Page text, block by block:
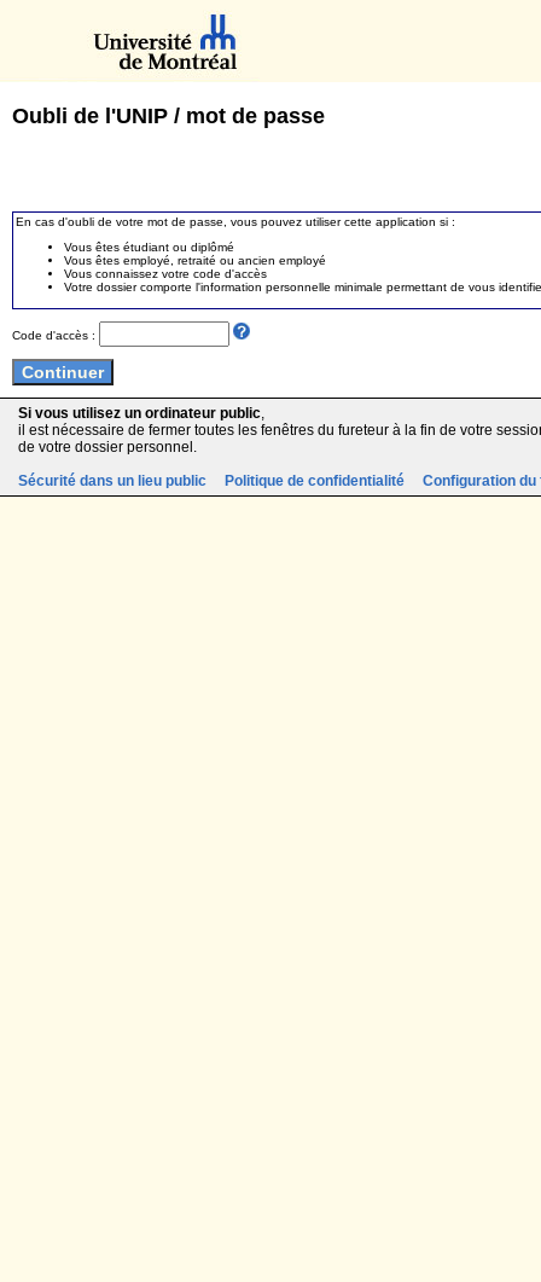
Oubli de l'UNIP / mot de passe
En cas d'oubli de votre mot de passe, vous pouvez utiliser cette application si :
Vous êtes étudiant ou diplômé
Vous êtes employé, retraité ou ancien employé
Vous connaissez votre code d'accès
Votre dossier comporte l'information personnelle minimale permettant de vous
Code d'accès :
Si vous utilisez un ordinateur public,
il est nécessaire de fermer toutes les fenêtres du fureteur à la fin de votre
de votre dossier personnel.
Sécurité dans un lieu public
Politique de confidentialité Configuration du